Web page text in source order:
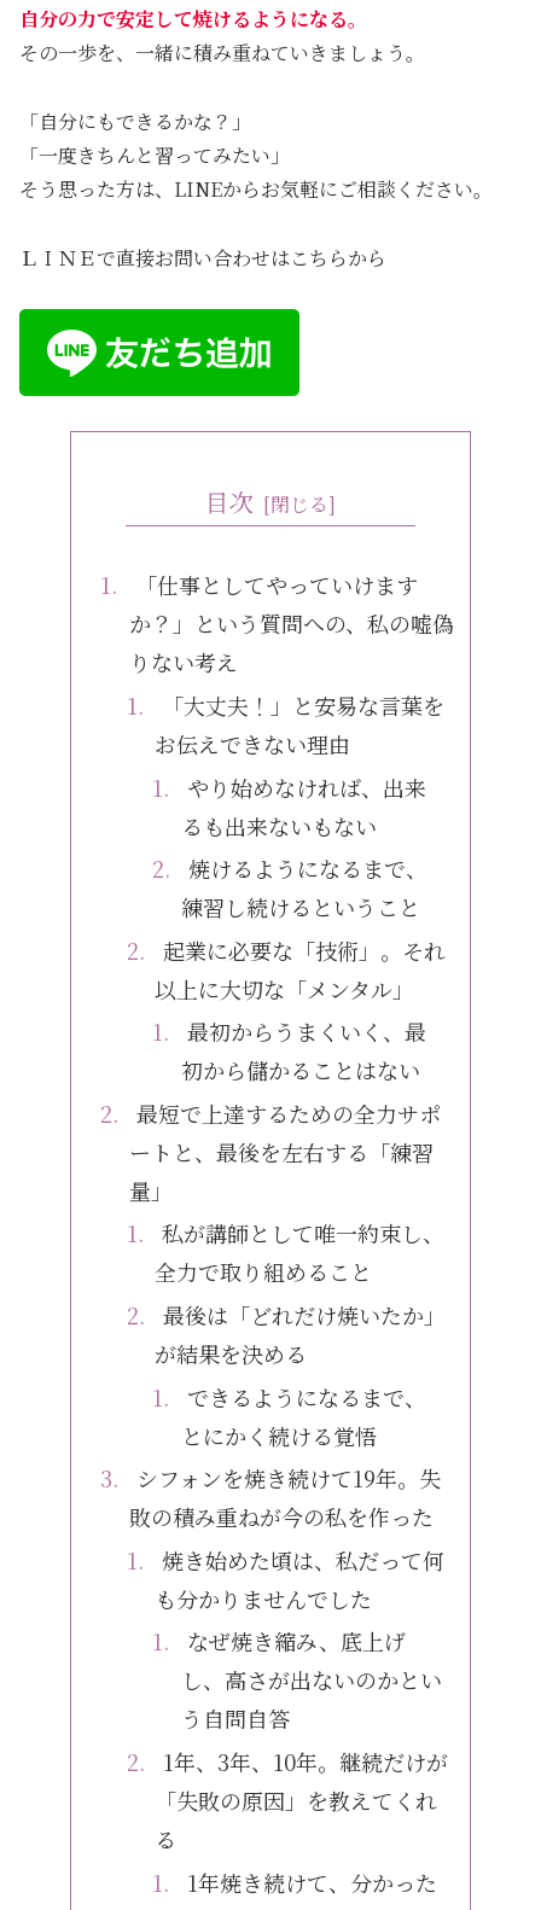
自分の力で安定して焼けるようになる。
その一歩を、一緒に積み重ねていきましょう。
「自分にもできるかな？」
「一度きちんと習ってみたい」
そう思った方は、LINEからお気軽にご相談ください。
ＬＩＮＥで直接お問い合わせはこちらから
目次
「仕事としてやっていけます
か？」という質問への、私の嘘偽
りない考え
「大丈夫！」と安易な言葉を
お伝えできない理由
やり始めなければ、出来
るも出来ないもない
焼けるようになるまで、
練習し続けるということ
起業に必要な「技術」。それ
以上に大切な「メンタル」
最初からうまくいく、最
初から儲かることはない
最短で上達するための全力サポ
ートと、最後を左右する「練習
量」
私が講師として唯一約束し、
全力で取り組めること
最後は「どれだけ焼いたか」
が結果を決める
できるようになるまで、
とにかく続ける覚悟
シフォンを焼き続けて19年。失
敗の積み重ねが今の私を作った
焼き始めた頃は、私だって何
も分かりませんでした
なぜ焼き縮み、底上げ
し、高さが出ないのかとい
う自問自答
1年、3年、10年。継続だけが
「失敗の原因」を教えてくれ
る
1年焼き続けて、分かった